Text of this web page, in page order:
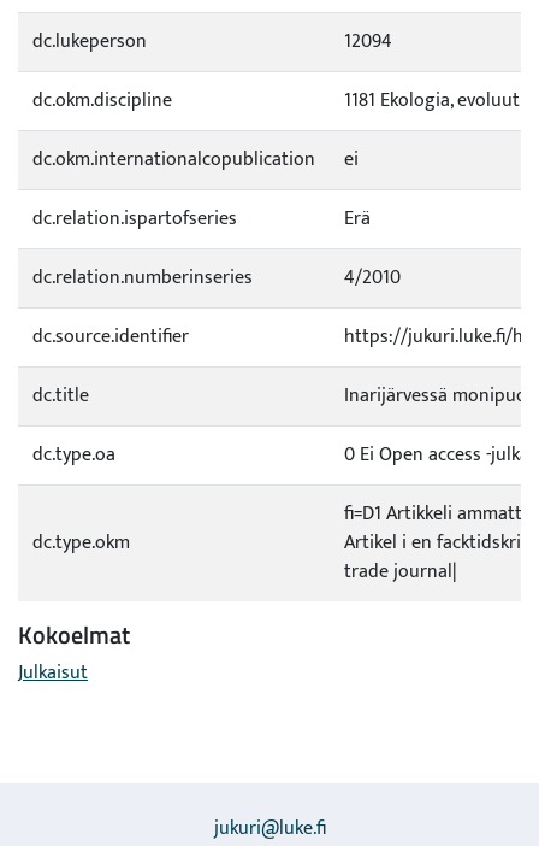
dc.lukeperson
12094
dc.okm.discipline
1181 Ekologia,
dc.okm.internationalcopublication
ei
dc.relation.ispartofseries
Erä
dc.relation.numberinseries
4/2010
dc.source.identifier
https://jukuri.luke.fi/
dc.title
Inarijärvessä
dc.type.oa
0 Ei Open access -
dc.type.okm
fi=D1 Artikkeli
Artikel i en
trade journal|
Kokoelmat
Julkaisut
jukuri@luke.fi